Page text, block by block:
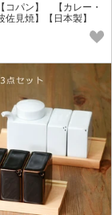
コパン】 【カレー・
佐見焼】【日本製】